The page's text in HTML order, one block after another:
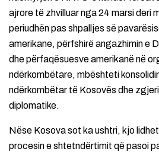
ajrore të zhvilluar nga 24 marsi deri
periudhën pas shpalljes së
amerikane, përfshirë angazhimin e
dhe përfaqësuesve amerikanë në
ndërkombëtare, mbështeti
ndërkombëtar të Kosovës dhe
diplomatike.
Nëse Kosova sot ka ushtri, kjo
procesin e shtetndërtimit që pasoi